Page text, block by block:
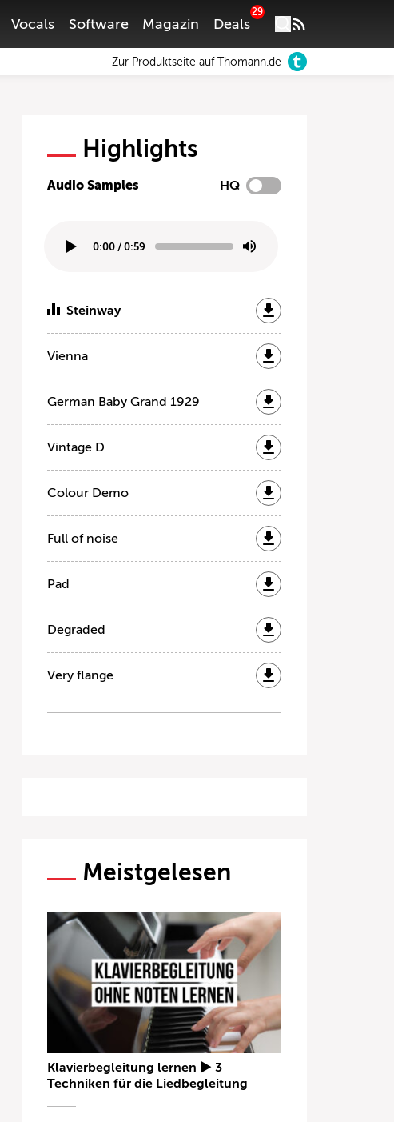
Vocals Software Magazin Deals
29
Zur Produktseite auf Thomann.de
Highlights
Audio Samples HQ
0:00 / 0:59
Steinway
Vienna
German Baby Grand 1929
Vintage D
Colour Demo
Full of noise
Pad
Degraded
Very flange
Meistgelesen
Klavierbegleitung lernen ► 3
Techniken für die Liedbegleitung